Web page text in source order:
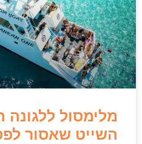
מלימסול ללגונה
השייט שאסור